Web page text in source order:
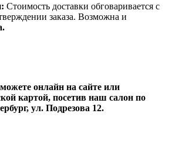
Стоимость доставки обговаривается с
заказа. Возможна и
онлайн на сайте или
картой, посетив наш салон по
ул. Подрезова 12.